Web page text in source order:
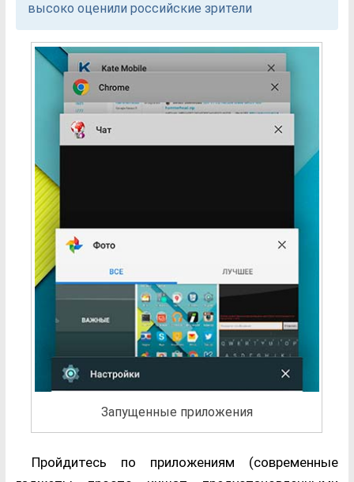
высоко оценили российские зрители
Запущенные приложения
Пройдитесь по приложениям (современные